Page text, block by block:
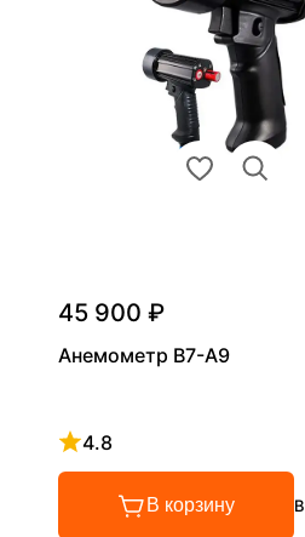
45 900 ₽
Анемометр В7-А9
4.8
Рейтинг 4.8 из 5
В корзину